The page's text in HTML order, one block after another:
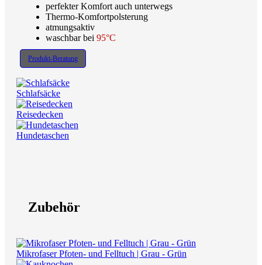
perfekter Komfort auch unterwegs
Thermo-Komfortpolsterung
atmungsaktiv
waschbar bei 95°C
Produkt-Beratung
Schlafsäcke
Reisedecken
Hundetaschen
Zubehör
Mikrofaser Pfoten- und Felltuch | Grau - Grün